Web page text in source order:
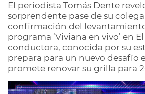
El periodista Tomás Dente
sorprendente pase de su colega
confirmación del
programa ‘Viviana en vivo’ en
conductora, conocida por su
prepara para un nuevo desafío
promete renovar su grilla para